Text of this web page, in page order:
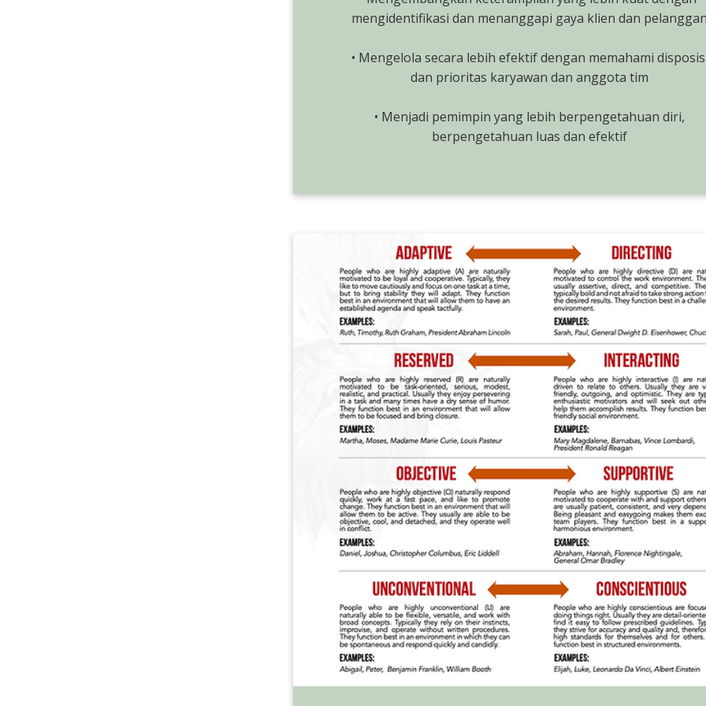
mengidentifikasi dan menanggapi gaya klien dan
• Mengelola secara lebih efektif dengan memahami
dan prioritas karyawan dan anggota tim
• Menjadi pemimpin yang lebih berpengetahuan diri,
berpengetahuan luas dan efektif